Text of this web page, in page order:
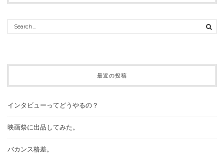
最近の投稿
インタビューってどうやるの？
映画祭に出品してみた。
バカンス格差。